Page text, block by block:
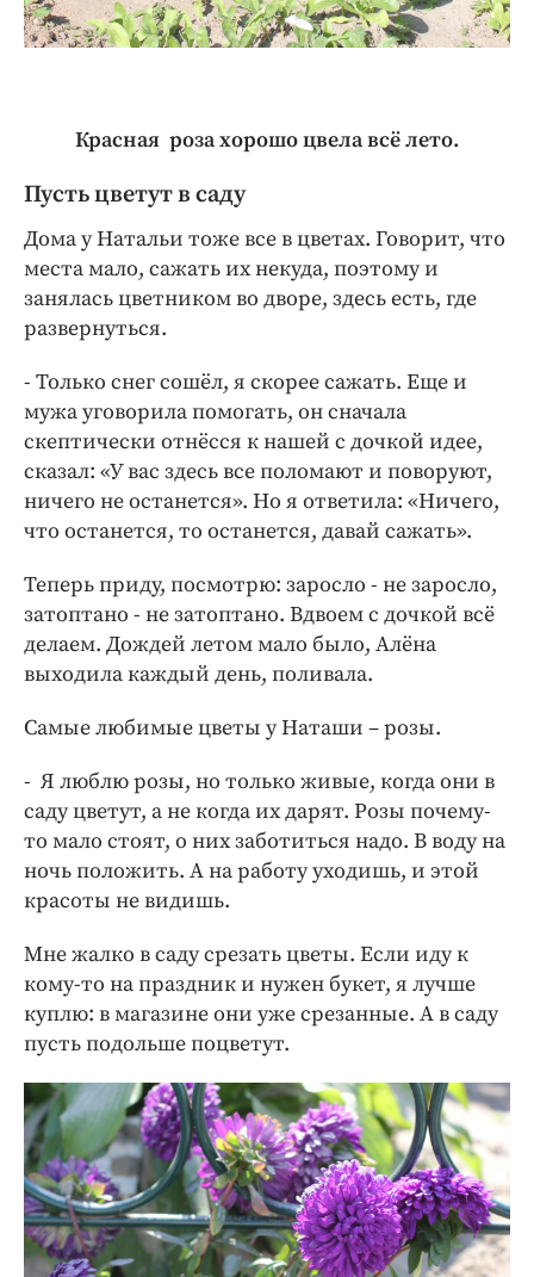
Красная роза хорошо цвела всё лето.
Пусть цветут в саду
Дома у Натальи тоже все в цветах. Говорит, что
места мало, сажать их некуда, поэтому и
занялась цветником во дворе, здесь есть, где
развернуться.
- Только снег сошёл, я скорее сажать. Еще и
мужа уговорила помогать, он сначала
скептически отнёсся к нашей с дочкой идее,
сказал: «У вас здесь все поломают и поворуют,
ничего не останется». Но я ответила: «Ничего,
что останется, то останется, давай сажать».
Теперь приду, посмотрю: заросло - не заросло,
затоптано - не затоптано. Вдвоем с дочкой всё
делаем. Дождей летом мало было, Алёна
выходила каждый день, поливала.
Самые любимые цветы у Наташи – розы.
- Я люблю розы, но только живые, когда они в
саду цветут, а не когда их дарят. Розы почему-
то мало стоят, о них заботиться надо. В воду на
ночь положить. А на работу уходишь, и этой
красоты не видишь.
Мне жалко в саду срезать цветы. Если иду к
кому-то на праздник и нужен букет, я лучше
куплю: в магазине они уже срезанные. А в саду
пусть подольше поцветут.